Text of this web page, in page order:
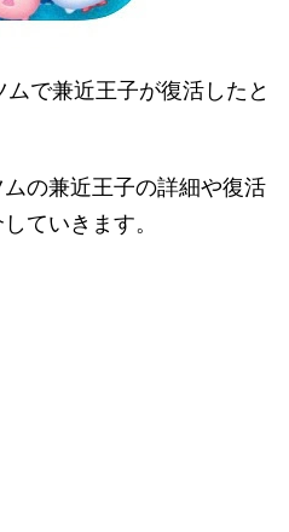
で兼近王子が復活したと
の兼近王子の詳細や復活
ていきます。